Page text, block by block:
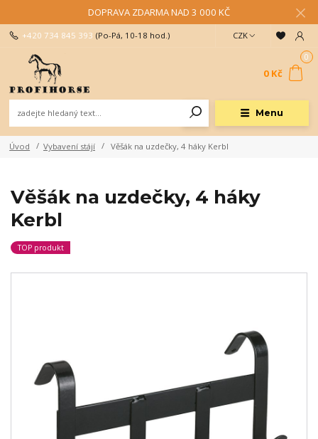
DOPRAVA ZDARMA NAD 3 000 KČ
Menu
CZK
+420 734 845 393 (Po-Pá, 10-18 hod.)
0
0 Kč
Úvod Vybavení stájí Věšák na uzdečky, 4 háky Kerbl
Věšák na uzdečky, 4 háky
Kerbl
TOP produkt